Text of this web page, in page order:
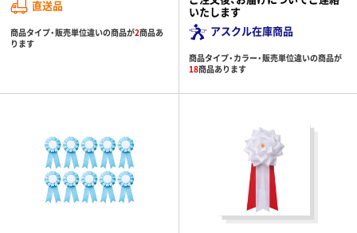
直送品
商品タイプ・販売単位違いの商品が2商品あ
ります
いたします
アスクル在庫商品
商品タイプ・カラー・販売単位違いの商品が
18商品あります